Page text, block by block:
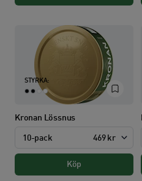
STYRKA:
Kronan Lössnus
10-pack 469 kr
Köp